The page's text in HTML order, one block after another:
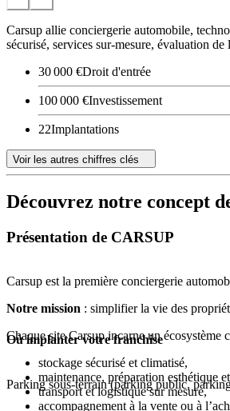
Carsup allie conciergerie automobile,
sécurisé, services sur-mesure, évaluation
30 000 €Droit d'entrée
100 000 €Investissement
22Implantations
Voir les autres chiffres clés
Découvrez notre concept
Présentation de CARSUP
Carsup est la première conciergerie
Notre mission : simplifier la vie des
Chaque site Carsup incarne un écosystème
stockage sécurisé et climatisé,
maintenance, préparation esthétique
transport et logistique sur mesure,
accompagnement à la vente ou à
Où implanter votre franchise
Parking sous-terrain (parking public,